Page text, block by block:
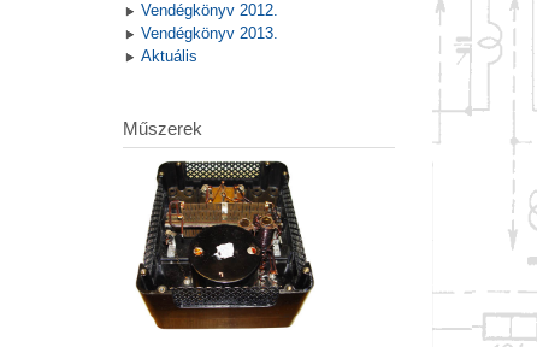
Vendégkönyv 2012.
Vendégkönyv 2013.
Aktuális
Műszerek